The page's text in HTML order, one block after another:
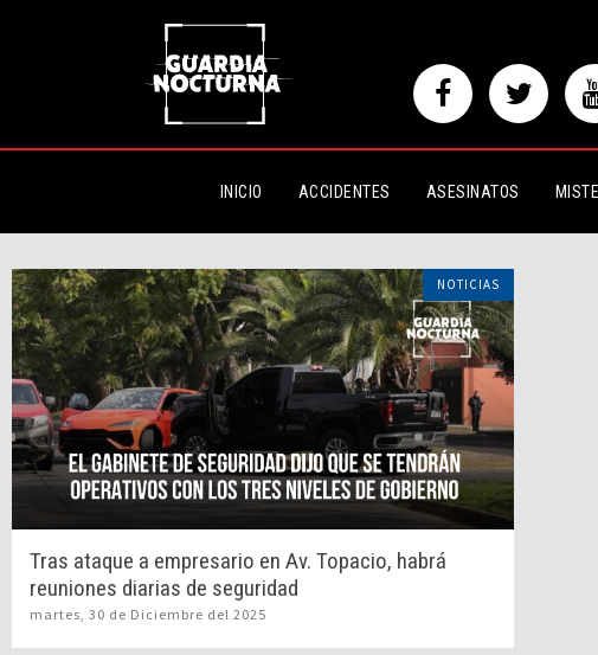
INICIO ACCIDENTES ASESINATOS
NOTICIAS
Tras ataque a empresario en Av. Topacio, habrá
reuniones diarias de seguridad
martes, 30 de Diciembre del 2025